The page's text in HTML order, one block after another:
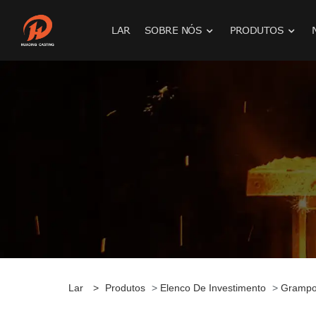
LAR SOBRE NÓS PRODUTOS
Lar > Produtos > Elenco De Investimento >